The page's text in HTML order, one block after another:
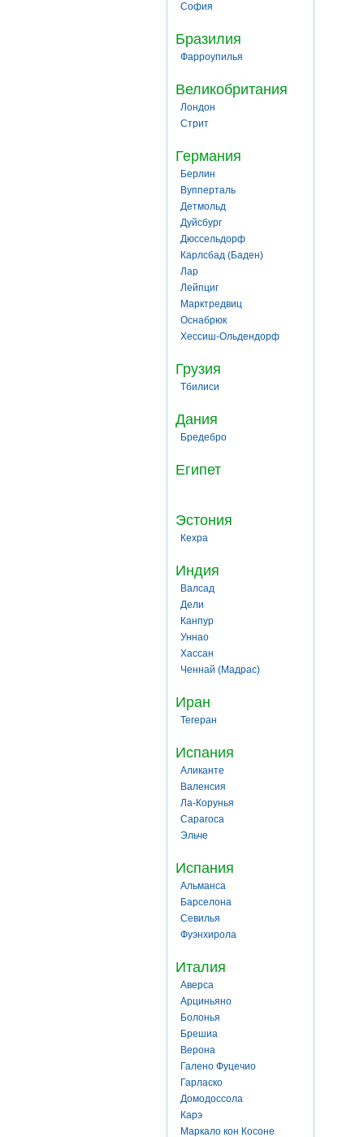
София
Бразилия
Фарроупилья
Великобритания
Лондон
Стрит
Германия
Берлин
Вупперталь
Детмольд
Дуйсбург
Дюссельдорф
Карлсбад (Баден)
Лар
Лейпциг
Марктредвиц
Оснабрюк
Хессиш-Ольдендорф
Грузия
Тбилиси
Дания
Бредебро
Египет
Эстония
Кехра
Индия
Валсад
Дели
Канпур
Уннао
Хассан
Ченнай (Мадрас)
Иран
Тегеран
Испания
Аликанте
Валенсия
Ла-Корунья
Сарагоса
Эльче
Испания
Альманса
Барселона
Севилья
Фуэнхирола
Италия
Аверса
Арциньяно
Болонья
Брешиа
Верона
Галено Фуцечио
Гарласко
Домодоссола
Карэ
Маркало кон Косоне